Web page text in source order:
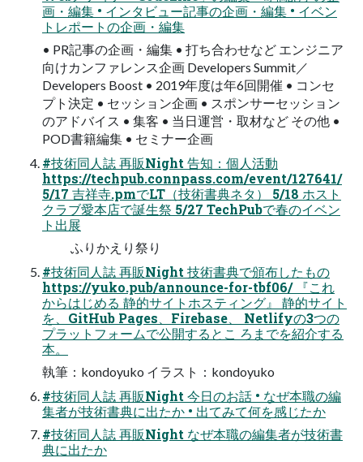
画・編集 • インタビュー記事の企画・編集 • イベン
トレポートの企画・編集
• PR記事の企画・編集 • 打ち合わせなど エンジニア
向けカンファレンス企画 Developers Summit／
Developers Boost • 2019年度は年6回開催 • コンセ
プト決定 • セッション企画 • スポンサーセッション
のアドバイス • 集客 • 当日運営・取材など その他 •
POD書籍編集 • セミナー企画
#技術同人誌 再販Night 告知：個人活動
https://techpub.connpass.com/event/127641/
5/17 吉祥寺.pmでLT（技術書典ネタ） 5/18 ホスト
クラブ愛本店で誕生祭 5/27 TechPubで春のイベン
ト出展
ふりかえり祭り
#技術同人誌 再販Night 技術書典で頒布したもの
https://yuko.pub/announce-for-tbf06/ 『これ
からはじめる 静的サイトホスティング』 静的サイト
を、GitHub Pages、Firebase、 Netlifyの3つの
プラットフォームで公開するとこ ろまでを紹介する
本。
執筆：kondoyuko イラスト：kondoyuko
#技術同人誌 再販Night 今日のお話 • なぜ本職の編
集者が技術書典に出たか • 出てみて何を感じたか
#技術同人誌 再販Night なぜ本職の編集者が技術書
典に出たか